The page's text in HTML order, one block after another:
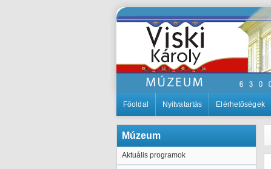
Főoldal Nyitvatartás Elérhetőségek
Múzeum
Aktuális programok